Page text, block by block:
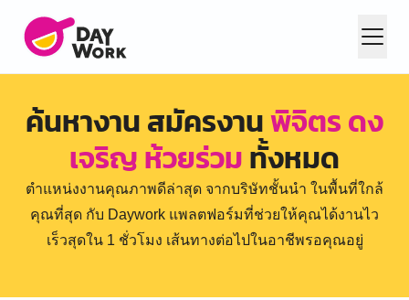
ค้นหางาน สมัครงานพิจิตร ดง
เจริญ ห้วยร่วมทั้งหมด
ตำแหน่งงานคุณภาพดีล่าสุด จากบริษัทชั้นนำ ในพื้นที่ใกล้
คุณที่สุด กับ Daywork แพลตฟอร์มที่ช่วยให้คุณได้งานไว
เร็วสุดใน 1 ชั่วโมง เส้นทางต่อไปในอาชีพรอคุณอยู่